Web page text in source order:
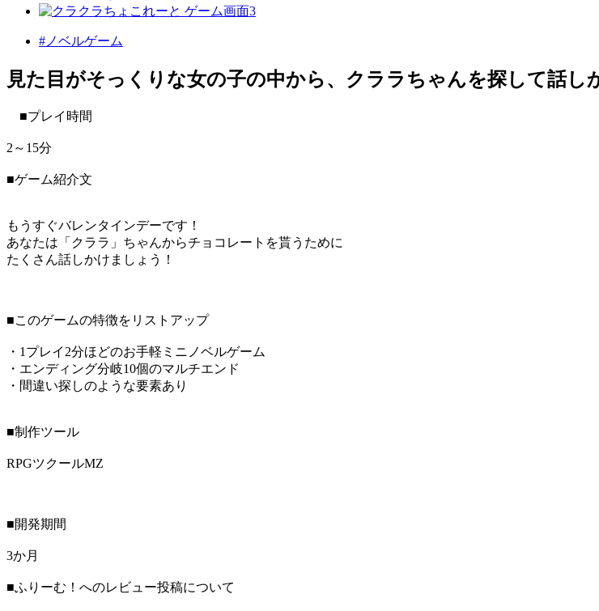
#ノベルゲーム
見た目がそっくりな女の子の中から、クララちゃんを探して話し
■プレイ時間
2～15分
■ゲーム紹介文
もうすぐバレンタインデーです！
あなたは「クララ」ちゃんからチョコレートを貰うために
たくさん話しかけましょう！
■このゲームの特徴をリストアップ
・1プレイ2分ほどのお手軽ミニノベルゲーム
・エンディング分岐10個のマルチエンド
・間違い探しのような要素あり
■制作ツール
RPGツクールMZ
■開発期間
3か月
■ふりーむ！へのレビュー投稿について